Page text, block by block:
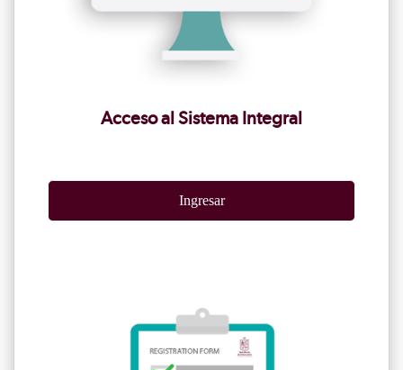
Acceso al Sistema Integral
Ingresar